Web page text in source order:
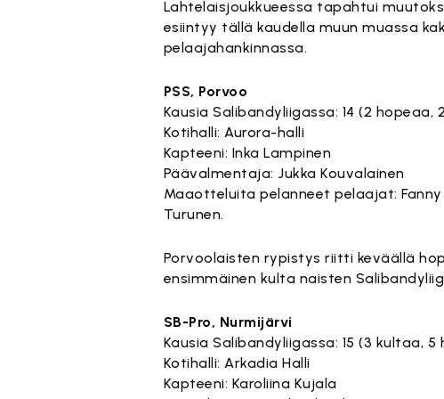
Lahtelaisjoukkueessa tapahtui
esiintyy tällä kaudella muun muassa
pelaajahankinnassa.
PSS, Porvoo
Kausia Salibandyliigassa: 14 (2 hopeaa,
Kotihalli: Aurora-halli
Kapteeni: Inka Lampinen
Päävalmentaja: Jukka Kouvalainen
Maaotteluita pelanneet pelaajat: Fanny
Turunen.
Porvoolaisten rypistys riitti keväällä
ensimmäinen kulta naisten
SB-Pro, Nurmijärvi
Kausia Salibandyliigassa: 15 (3 kultaa, 5
Kotihalli: Arkadia Halli
Kapteeni: Karoliina Kujala